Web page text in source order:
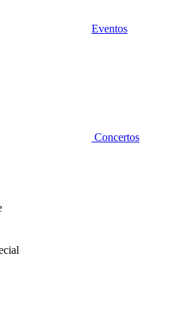
Eventos
Concertos